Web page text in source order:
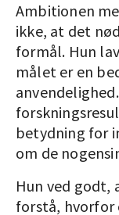
Ambitionen
ikke, at det
formål. Hun
målet er en
betydning for
om de
Hun ved godt,
forstå,